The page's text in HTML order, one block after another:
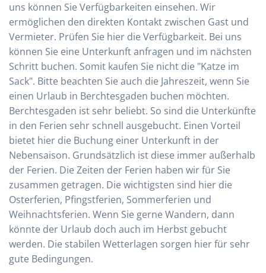
uns können Sie Verfügbarkeiten einsehen. Wir
ermöglichen den direkten Kontakt zwischen Gast und
Vermieter. Prüfen Sie hier die Verfügbarkeit. Bei uns
können Sie eine Unterkunft anfragen und im nächsten
Schritt buchen. Somit kaufen Sie nicht die "Katze im
Sack". Bitte beachten Sie auch die Jahreszeit, wenn Sie
einen Urlaub in Berchtesgaden buchen möchten.
Berchtesgaden ist sehr beliebt. So sind die Unterkünfte
in den Ferien sehr schnell ausgebucht. Einen Vorteil
bietet hier die Buchung einer Unterkunft in der
Nebensaison. Grundsätzlich ist diese immer außerhalb
der Ferien. Die Zeiten der Ferien haben wir für Sie
zusammen getragen. Die wichtigsten sind hier die
Osterferien, Pfingstferien, Sommerferien und
Weihnachtsferien. Wenn Sie gerne Wandern, dann
könnte der Urlaub doch auch im Herbst gebucht
werden. Die stabilen Wetterlagen sorgen hier für sehr
gute Bedingungen.